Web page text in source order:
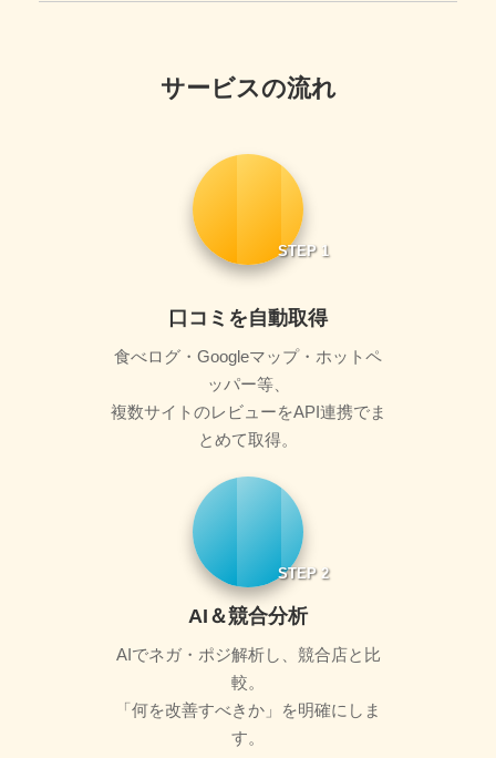
サービスの流れ
STEP 1
口コミを自動取得
食べログ・Googleマップ・ホットペ
ッパー等、
複数サイトのレビューをAPI連携でま
とめて取得。
STEP 2
AI＆競合分析
AIでネガ・ポジ解析し、競合店と比
較。
「何を改善すべきか」を明確にしま
す。